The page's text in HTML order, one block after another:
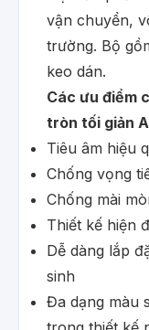
vận chuyển,
trường. Bộ
keo dán.
Các ưu điểm
tròn tối giản
Tiêu âm hiệu
Chống vọng
Chống mài
Thiết kế hiện
Dễ dàng lắp
sinh
Đa dạng màu